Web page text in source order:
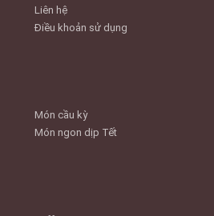
Liên hệ
Điều khoản sử dụng
Món cầu kỳ
Món ngon dịp Tết